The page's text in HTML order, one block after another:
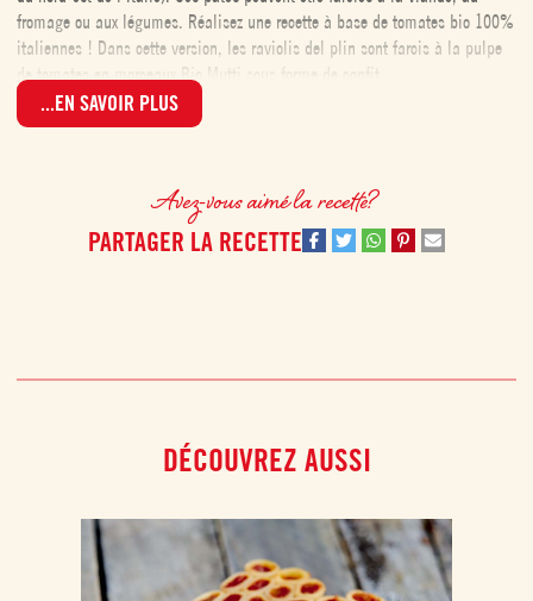
fromage ou aux légumes. Réalisez une recette à base de tomates bio 100%
italiennes ! Dans cette version, les raviolis del plin sont farcis à la pulpe
de tomates en morceaux Bio Mutti sous forme de confit.
La préparation des raviolis maison étant assez longue n’hésitez pas à en
parfaitement à votre semaine de batch cooking !
...EN SAVOIR PLUS
Avez-vous aimé la recette?
PARTAGER LA RECETTE
DÉCOUVREZ AUSSI